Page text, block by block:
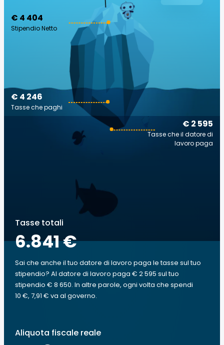
€ 4 404
Stipendio Netto
€ 2 595
Tasse che il datore di
lavoro paga
€ 4 246
Tasse che paghi
Tasse totali
6.841 €
Sai che anche il tuo datore di lavoro paga le tasse sul tuo
stipendio? Al datore di lavoro paga € 2 595 sul tuo
stipendio € 8 650. In altre parole, ogni volta che spendi
10 €, 7,91 € va al governo.
Aliquota fiscale reale